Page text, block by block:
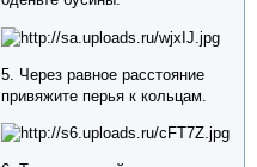
5. Через равное расстояние
привяжите перья к кольцам.